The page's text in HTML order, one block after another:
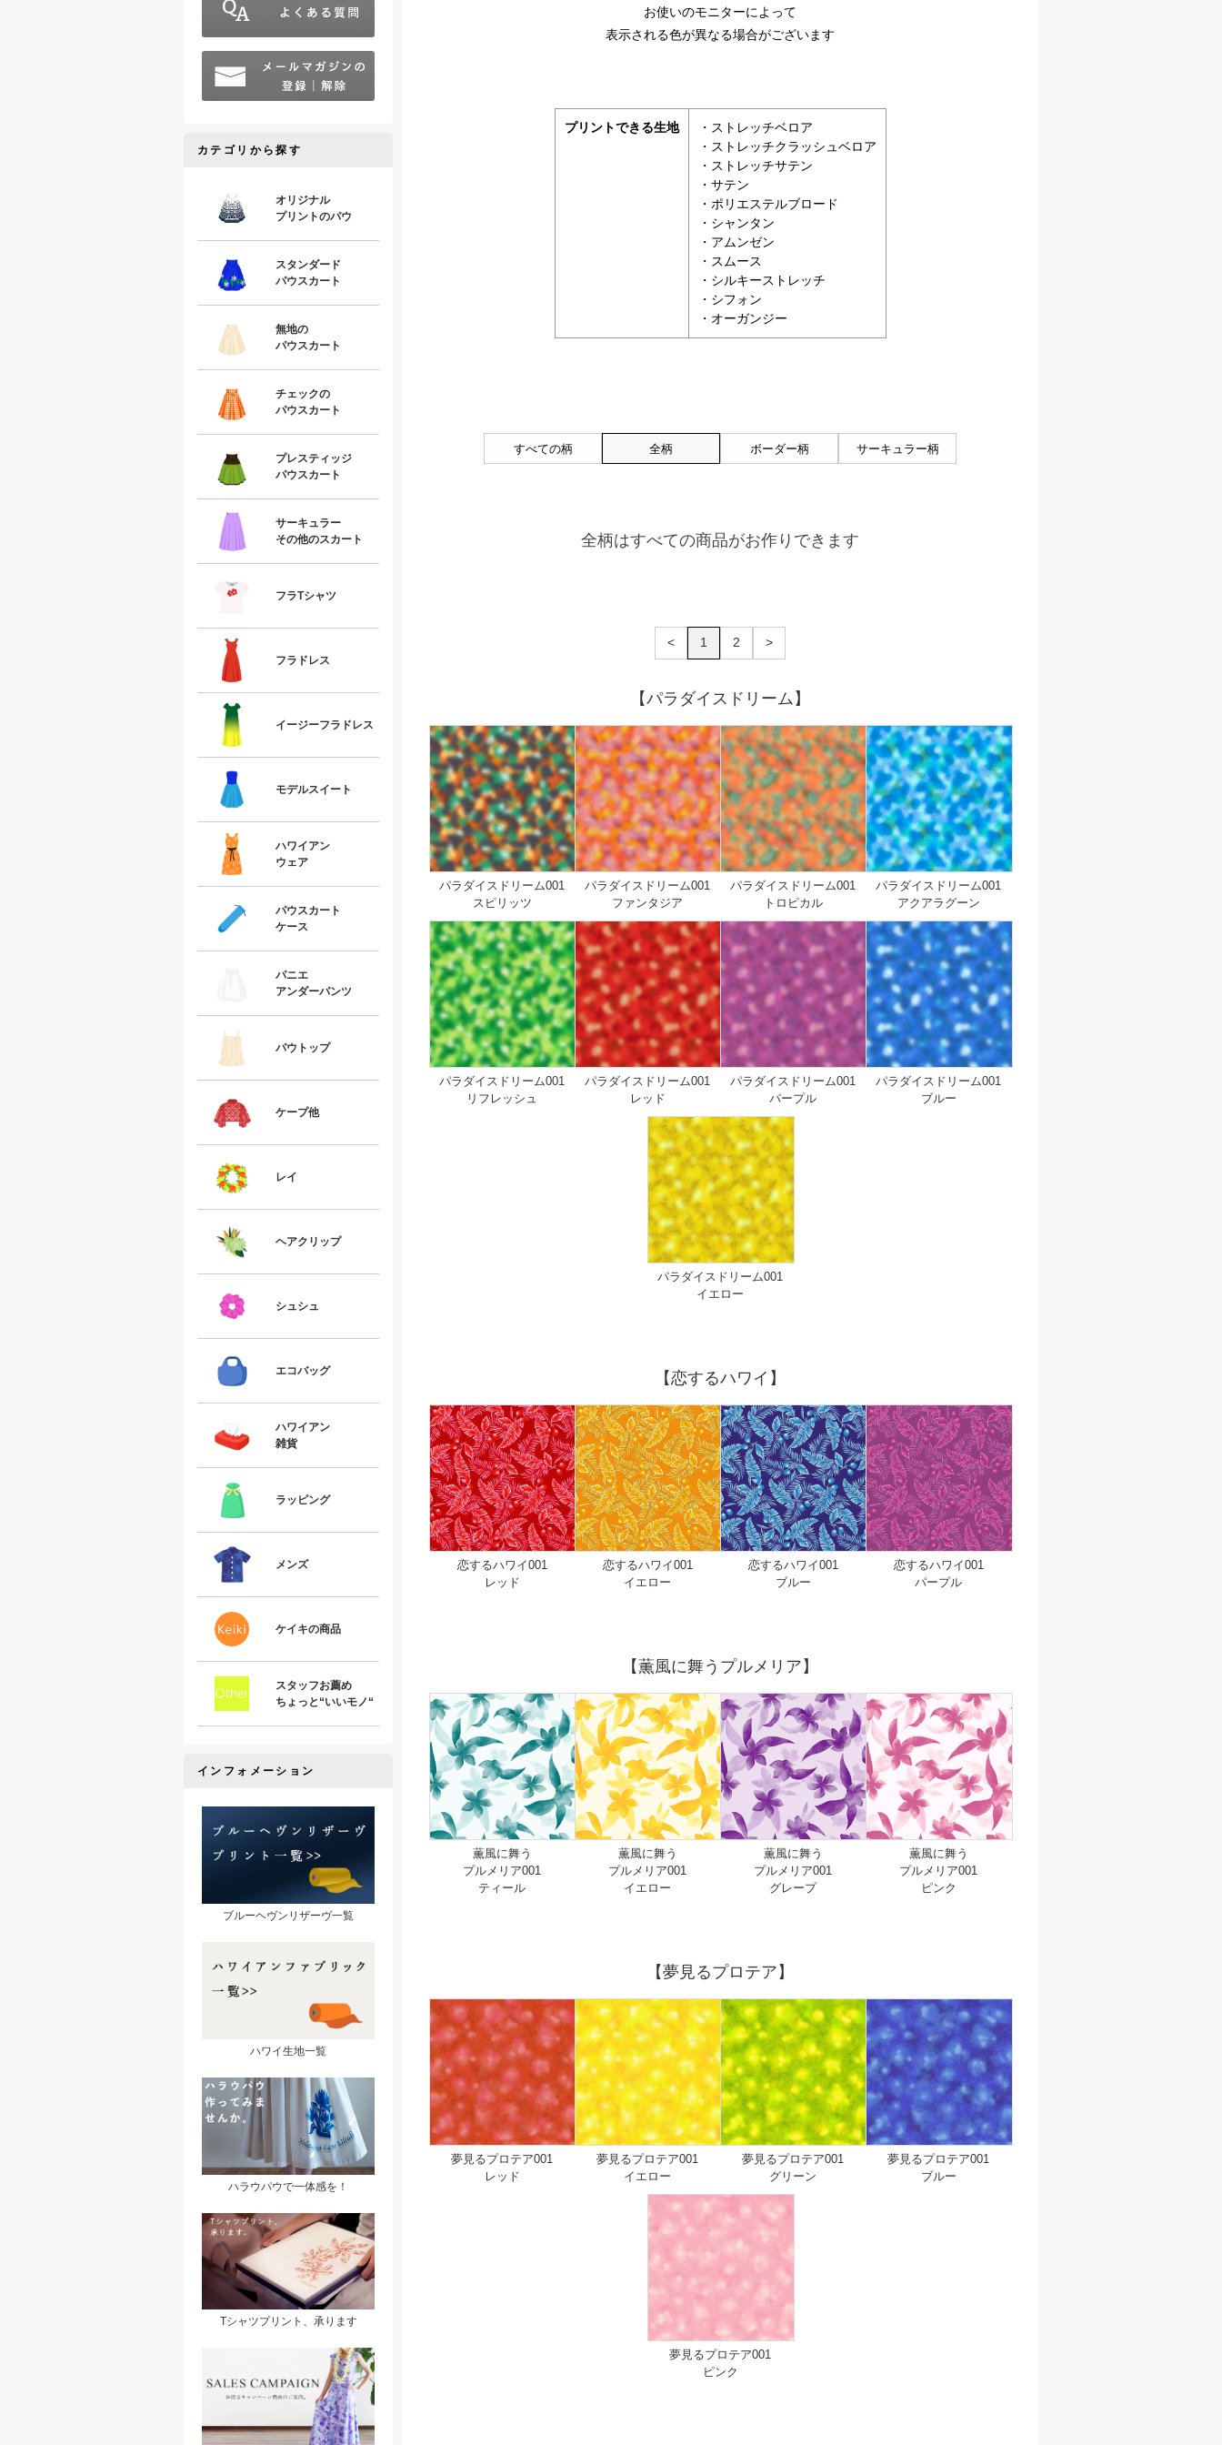
お使いのモニターによって
表示される色が異なる場合がございます
プリントできる生地
・ストレッチベロア
・ストレッチクラッシュベロア
・ストレッチサテン
・サテン
・ポリエステルブロード
・シャンタン
・アムンゼン
・スムース
・シルキーストレッチ
・シフォン
・オーガンジー
すべての柄 全柄 ボーダー柄 サーキュラー柄
全柄はすべての商品がお作りできます
< 1 2 >
【パラダイスドリーム】
パラダイスドリーム001
スピリッツ
パラダイスドリーム001
ファンタジア
パラダイスドリーム001
トロピカル
パラダイスドリーム001
アクアラグーン
パラダイスドリーム001
リフレッシュ
パラダイスドリーム001
レッド
パラダイスドリーム001
パープル
パラダイスドリーム001
ブルー
パラダイスドリーム001
イエロー
【恋するハワイ】
恋するハワイ001
レッド
恋するハワイ001
イエロー
恋するハワイ001
ブルー
恋するハワイ001
パープル
【薫風に舞うプルメリア】
薫風に舞う
プルメリア001
ティール
薫風に舞う
プルメリア001
イエロー
薫風に舞う
プルメリア001
グレープ
薫風に舞う
プルメリア001
ピンク
【夢見るプロテア】
夢見るプロテア001
レッド
夢見るプロテア001
イエロー
夢見るプロテア001
グリーン
夢見るプロテア001
ブルー
夢見るプロテア001
ピンク
カテゴリから探す
オリジナル
プリントのパウ
スタンダード
パウスカート
無地の
パウスカート
チェックの
パウスカート
プレスティッジ
パウスカート
サーキュラー
その他のスカート
フラTシャツ
フラドレス
イージーフラドレス
モデルスイート
ハワイアン
ウェア
パウスカート
ケース
パニエ
アンダーパンツ
パウトップ
ケープ他
レイ
ヘアクリップ
シュシュ
エコバッグ
ハワイアン
雑貨
ラッピング
メンズ
ケイキの商品
スタッフお薦め
ちょっと“いいモノ“
インフォメーション
ブルーヘヴンリザーヴ一覧
ハワイ生地一覧
ハラウパウで一体感を！
Tシャツプリント、承ります